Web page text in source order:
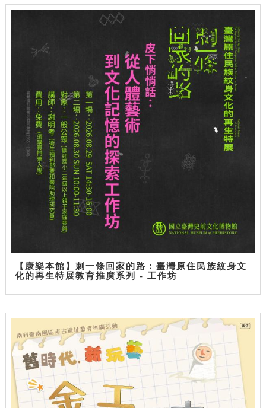
【康樂本館】刺一條回家的路：臺灣原住民族紋身文
化的再生特展教育推廣系列 - 工作坊